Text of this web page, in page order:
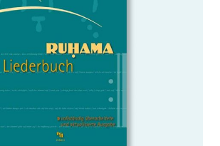
WEITERLESEN …